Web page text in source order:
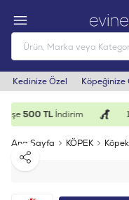
Kedinize Özel Köpeğinize
500 TLİndirim
Ana Sayfa KÖPEK
Paylaş